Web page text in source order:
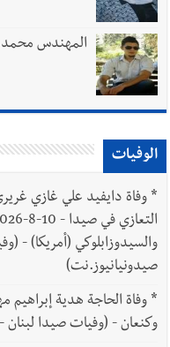
المهندس محمد
الوفيات
*
والسيدوزابلوكي (أمريكا) -
صيدونيانيوز.نت)
*
وكنعان - (وفيات صيدا